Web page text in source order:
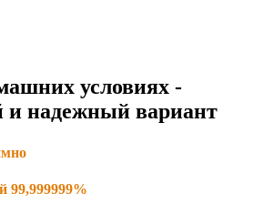
условиях -
и надежный вариант
99,999999%